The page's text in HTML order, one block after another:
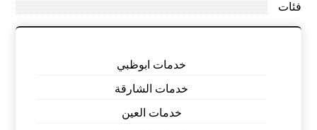
فئات
خدمات ابوظبي
خدمات الشارقة
خدمات العين